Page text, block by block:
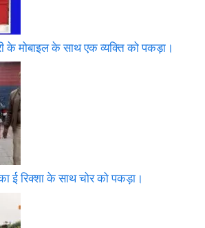
के मोबाइल के साथ एक व्यक्ति को पकड़ा।
ई रिक्शा के साथ चोर को पकड़ा।